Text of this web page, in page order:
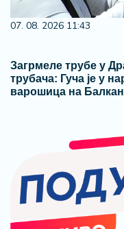
07. 08. 2026 11:43
Загрмеле трубе у
трубача: Гуча је у
варошица на